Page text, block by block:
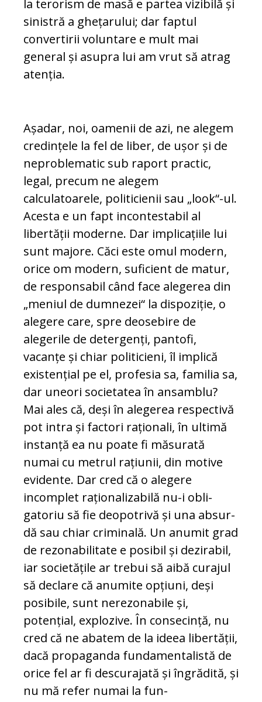
la terorism de masă e partea vizibilă și
sinistră a ghețarului; dar faptul
convertirii voluntare e mult mai
general și asupra lui am vrut să atrag
atenția.
Așadar, noi, oamenii de azi, ne alegem
cre­dințele la fel de liber, de ușor și de
ne­pro­blematic sub raport practic,
legal, precum ne alegem
calculatoarele, politicienii sau „look“-ul.
Acesta e un fapt incontestabil al
libertății moderne. Dar implicațiile lui
sunt majore. Căci este omul modern,
ori­ce om modern, suficient de matur,
de res­ponsabil când face alegerea din
„meniul de dumnezei“ la dispoziție, o
alegere care, spre deosebire de
alegerile de detergenți, pantofi,
vacanțe și chiar politicieni, îl im­plică
existențial pe el, profesia sa, familia sa,
dar uneori societatea în ansamblu?
Mai ales că, deși în alegerea respectivă
pot intra și factori raționali, în ultimă
instanță ea nu poate fi măsurată
numai cu metrul rațiunii, din motive
evidente. Dar cred că o alegere
incomplet raționalizabilă nu-i obli­
gatoriu să fie deopotrivă și una ab­sur­
dă sau chiar criminală. Un anumit grad
de rezonabilitate e posibil și dezirabil,
iar so­cietățile ar trebui să aibă curajul
să declare că anumite opțiuni, deși
posibile, sunt nerezonabile și,
potențial, explozive. În con­secință, nu
cred că ne abatem de la ideea libertății,
dacă propaganda fun­da­men­talistă de
orice fel ar fi descurajată și în­grădită, și
nu mă refer numai la fun­